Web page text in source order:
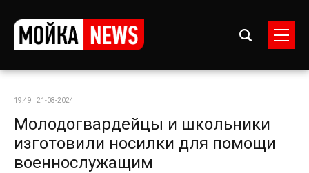
19:49 | 21-08-2024
Молодогвардейцы и школьники
изготовили носилки для помощи
военнослужащим